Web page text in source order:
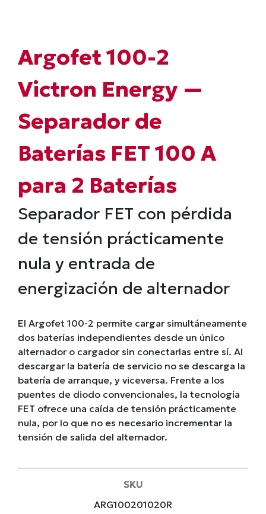
Argofet 100-2
Victron Energy —
Separador de
Baterías FET 100 A
para 2 Baterías
Separador FET con pérdida
de tensión prácticamente
nula y entrada de
energización de alternador
El Argofet 100-2 permite cargar simultáneamente
dos baterías independientes desde un único
alternador o cargador sin conectarlas entre sí. Al
descargar la batería de servicio no se descarga la
batería de arranque, y viceversa. Frente a los
puentes de diodo convencionales, la tecnología
FET ofrece una caída de tensión prácticamente
nula, por lo que no es necesario incrementar la
tensión de salida del alternador.
SKU
ARG100201020R